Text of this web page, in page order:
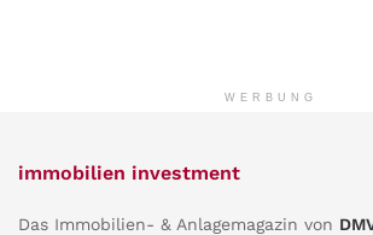
WERBUNG
immobilien investment
Das Immobilien- & Anlagemagazin von